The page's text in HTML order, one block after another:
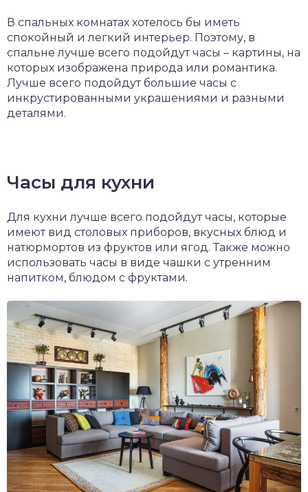
В спальных комнатах хотелось бы иметь
спокойный и легкий интерьер. Поэтому, в
спальне лучше всего подойдут часы – картины, на
которых изображена природа или романтика.
Лучше всего подойдут большие часы с
инкрустированными украшениями и разными
деталями.
Часы для кухни
Для кухни лучше всего подойдут часы, которые
имеют вид столовых приборов, вкусных блюд и
натюрмортов из фруктов или ягод. Также можно
использовать часы в виде чашки с утренним
напитком, блюдом с фруктами.